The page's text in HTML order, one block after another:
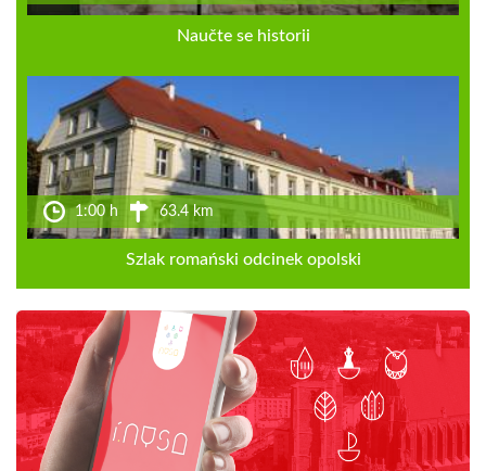
Naučte se historii
1:00 h 63.4 km
Szlak romański odcinek opolski